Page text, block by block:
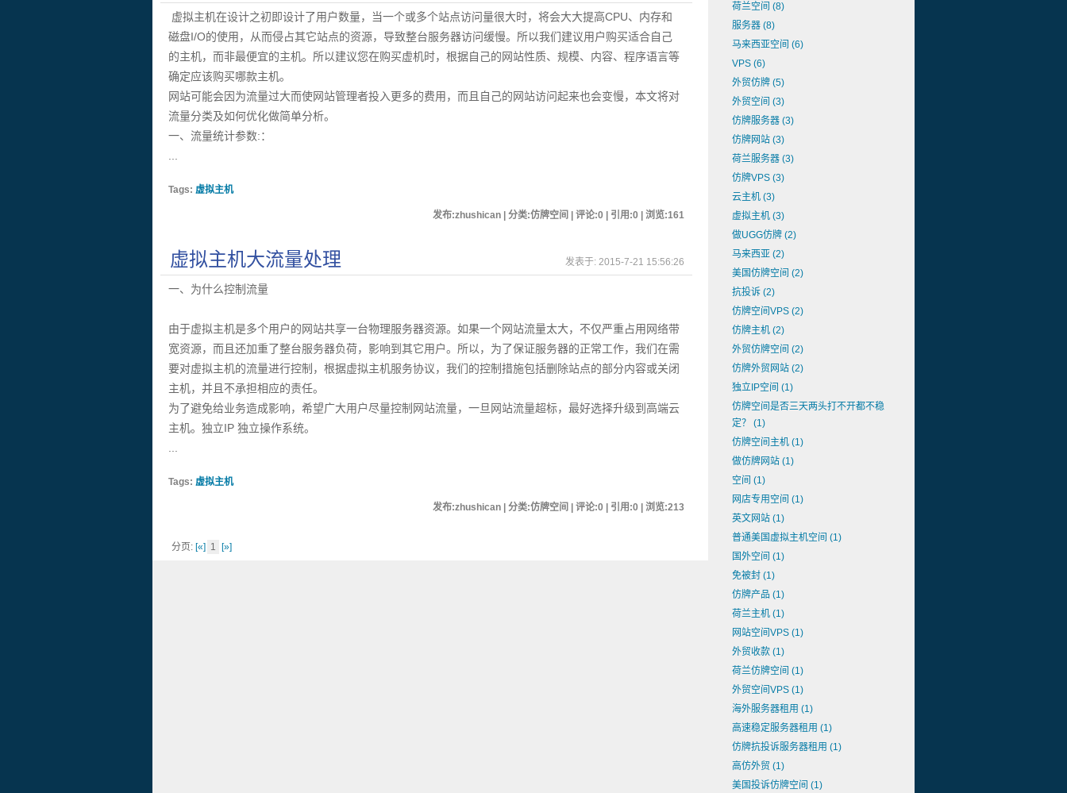
虚拟主机在设计之初即设计了用户数量，当一个或多个站点访问量很大时，将会大大提高CPU、内存和
磁盘I/O的使用，从而侵占其它站点的资源，导致整台服务器访问缓慢。所以我们建议用户购买适合自己
的主机，而非最便宜的主机。所以建议您在购买虚机时，根据自己的网站性质、规模、内容、程序语言等
确定应该购买哪款主机。
网站可能会因为流量过大而使网站管理者投入更多的费用，而且自己的网站访问起来也会变慢，本文将对
流量分类及如何优化做简单分析。
一、流量统计参数:：
Tags: 虚拟主机
发布:zhushican | 分类:仿牌空间 | 评论:0 | 引用:0 | 浏览:161
虚拟主机大流量处理 发表于: 2015-7-21 15:56:26
一、为什么控制流量
由于虚拟主机是多个用户的网站共享一台物理服务器资源。如果一个网站流量太大，不仅严重占用网络带
宽资源，而且还加重了整台服务器负荷，影响到其它用户。所以，为了保证服务器的正常工作，我们在需
要对虚拟主机的流量进行控制，根据虚拟主机服务协议，我们的控制措施包括删除站点的部分内容或关闭
主机，并且不承担相应的责任。
为了避免给业务造成影响，希望广大用户尽量控制网站流量，一旦网站流量超标，最好选择升级到高端云
主机。独立IP 独立操作系统。
Tags: 虚拟主机
发布:zhushican | 分类:仿牌空间 | 评论:0 | 引用:0 | 浏览:213
分页: [«] 1 [»]
荷兰空间 (8)
服务器 (8)
马来西亚空间 (6)
VPS (6)
外贸仿牌 (5)
外贸空间 (3)
仿牌服务器 (3)
仿牌网站 (3)
荷兰服务器 (3)
仿牌VPS (3)
云主机 (3)
虚拟主机 (3)
做UGG仿牌 (2)
马来西亚 (2)
美国仿牌空间 (2)
抗投诉 (2)
仿牌空间VPS (2)
仿牌主机 (2)
外贸仿牌空间 (2)
仿牌外贸网站 (2)
独立IP空间 (1)
仿牌空间是否三天两头打不开都不稳
定？ (1)
仿牌空间主机 (1)
做仿牌网站 (1)
空间 (1)
网店专用空间 (1)
英文网站 (1)
普通美国虚拟主机空间 (1)
国外空间 (1)
免被封 (1)
仿牌产品 (1)
荷兰主机 (1)
网站空间VPS (1)
外贸收款 (1)
荷兰仿牌空间 (1)
外贸空间VPS (1)
海外服务器租用 (1)
高速稳定服务器租用 (1)
仿牌抗投诉服务器租用 (1)
高仿外贸 (1)
美国投诉仿牌空间 (1)